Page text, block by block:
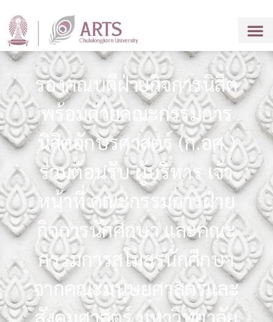
รองคณบดีฝ่ายกิจการนิสิต
พร้อมด้วยคณะกรรมการ
นิสิตอักษรศาสตร์ (ก.อศ.)
ร่วมต้อนรับ ผู้บริหาร เจ้า
หน้าที่ คณะกรรมการฝ่าย
กิจการนักศึกษา และคณะ
กรรมการสโมสรนักศึกษา
จากคณะมนุษยศาสตร์และ
สังคมศาสตร์ มหาวิทยาลัย